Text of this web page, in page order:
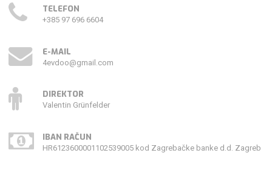
TELEFON
+385 97 696 6604
E-MAIL
4evdoo@gmail.com
DIREKTOR
Valentin Grünfelder
IBAN RAČUN
HR6123600001102539005 kod Zagrebačke banke d.d. Zagreb